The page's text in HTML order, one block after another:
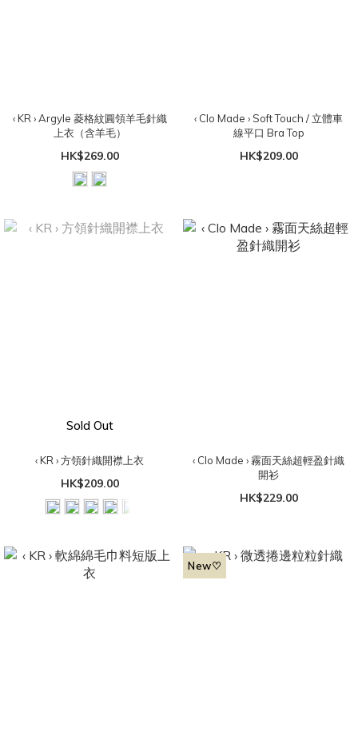
‹ KR › Argyle 菱格紋圓領羊毛針織
上衣（含羊毛）
HK$269.00
‹ Clo Made › Soft Touch / 立體車
線平口 Bra Top
HK$209.00
Sold Out
‹ KR › 方領針織開襟上衣
HK$209.00
‹ Clo Made › 霧面天絲超輕盈針織
開衫
HK$229.00
New♡